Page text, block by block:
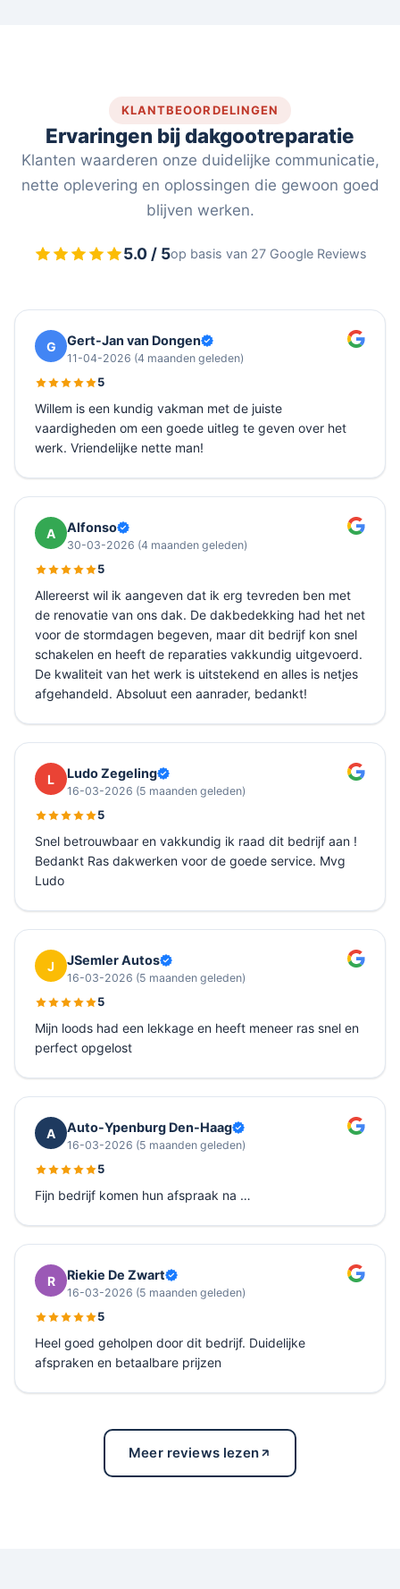
KLANTBEOORDELINGEN
Ervaringen bij dakgootreparatie
Klanten waarderen onze duidelijke communicatie,
nette oplevering en oplossingen die gewoon goed
blijven werken.
5.0 / 5op basis van 27 Google Reviews
G Gert-Jan van Dongen
11-04-2026 (4 maanden geleden)
5
Willem is een kundig vakman met de juiste
vaardigheden om een goede uitleg te geven over het
werk. Vriendelijke nette man!
A Alfonso
30-03-2026 (4 maanden geleden)
5
Allereerst wil ik aangeven dat ik erg tevreden ben met
de renovatie van ons dak. De dakbedekking had het net
voor de stormdagen begeven, maar dit bedrijf kon snel
schakelen en heeft de reparaties vakkundig uitgevoerd.
De kwaliteit van het werk is uitstekend en alles is netjes
afgehandeld. Absoluut een aanrader, bedankt!
L Ludo Zegeling
16-03-2026 (5 maanden geleden)
5
Snel betrouwbaar en vakkundig ik raad dit bedrijf aan !
Bedankt Ras dakwerken voor de goede service. Mvg
Ludo
J JSemler Autos
16-03-2026 (5 maanden geleden)
5
Mijn loods had een lekkage en heeft meneer ras snel en
perfect opgelost
A Auto-Ypenburg Den-Haag
16-03-2026 (5 maanden geleden)
5
Fijn bedrijf komen hun afspraak na …
R Riekie De Zwart
16-03-2026 (5 maanden geleden)
5
Heel goed geholpen door dit bedrijf. Duidelijke
afspraken en betaalbare prijzen
Meer reviews lezen